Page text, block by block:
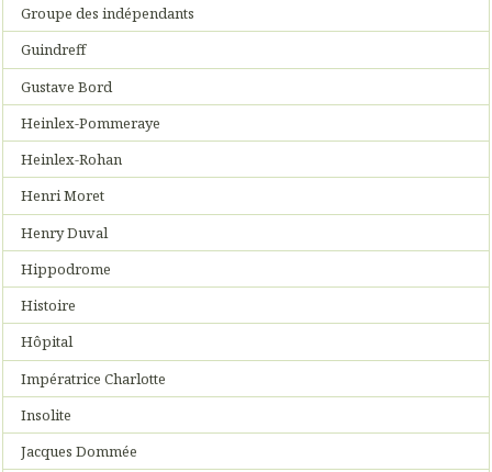
Groupe des indépendants
Guindreff
Gustave Bord
Heinlex-Pommeraye
Heinlex-Rohan
Henri Moret
Henry Duval
Hippodrome
Histoire
Hôpital
Impératrice Charlotte
Insolite
Jacques Dommée